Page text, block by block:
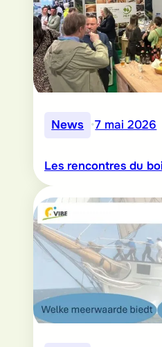
News •7 mai 2026
Les rencontres du